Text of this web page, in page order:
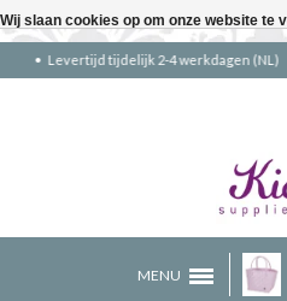
Gratis
MENU
Wij slaan cookies op om onze website te